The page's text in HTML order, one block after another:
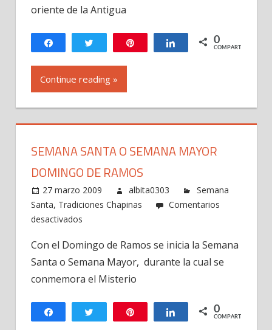
oriente de la Antigua
Compartir Twittear Compartir
0
COMPARTIR
Continue reading »
SEMANA SANTA O SEMANA MAYOR
DOMINGO DE RAMOS
27 marzo 2009 albita0303
Semana
Santa, Tradiciones Chapinas
Comentarios
desactivados
Santa
o
Semana
Domingo
de
Con el Domingo de Ramos se inicia la Semana
Santa o Semana Mayor, durante la cual se
conmemora el Misterio
Compartir Twittear Compartir
0
COMPARTIR